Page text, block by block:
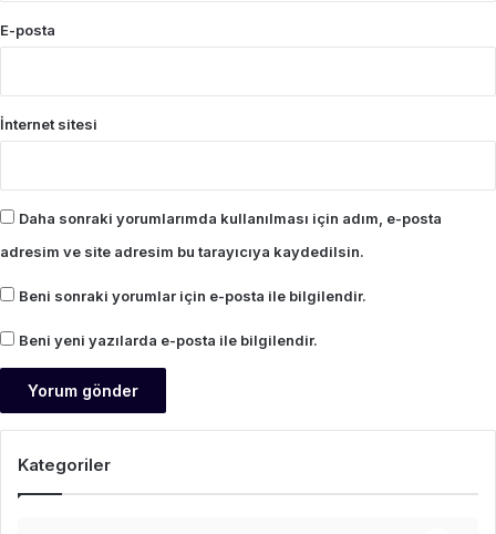
E-posta
İnternet sitesi
Daha sonraki yorumlarımda kullanılması için adım, e-posta
adresim ve site adresim bu tarayıcıya kaydedilsin.
Beni sonraki yorumlar için e-posta ile bilgilendir.
Beni yeni yazılarda e-posta ile bilgilendir.
Kategoriler